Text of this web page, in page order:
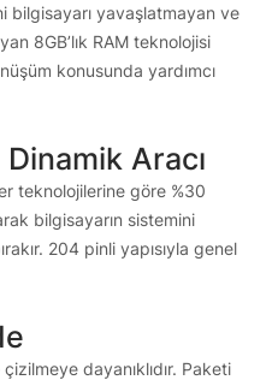
bilgisayarı yavaşlatmayan ve
8GB’lık RAM teknolojisi
konusunda yardımcı
Aracı
teknolojilerine göre %30
bilgisayarın sistemini
204 pinli yapısıyla genel
dayanıklıdır. Paketi